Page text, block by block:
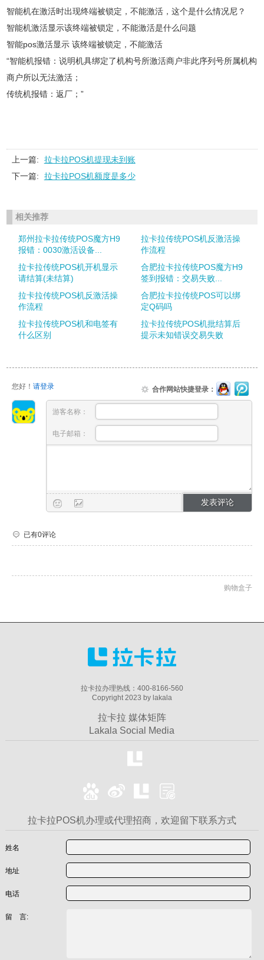
智能机在激活时出现终端被锁定，不能激活，这个是什么情况尼？
智能机激活显示该终端被锁定，不能激活是什么问题
智能pos激活显示 该终端被锁定，不能激活
“智能机报错：说明机具绑定了机构号所激活商户非此序列号所属机构
商户所以无法激活；
传统机报错：返厂；”
上一篇:
拉卡拉POS机提现未到账
下一篇:
拉卡拉POS机额度是多少
相关推荐
郑州拉卡拉传统POS魔方H9
报错：0030激活设备...
拉卡拉传统POS机反激活操
作流程
拉卡拉传统POS机开机显示
请结算(未结算)
合肥拉卡拉传统POS魔方H9
签到报错：交易失败...
拉卡拉传统POS机反激活操
作流程
合肥拉卡拉传统POS可以绑
定Q码吗
拉卡拉传统POS机和电签有
什么区别
拉卡拉传统POS机批结算后
提示未知错误交易失败
您好！ 请登录 合作网站快捷登录：
游客名称：
电子邮箱：
已有0评论
购物盒子
拉卡拉办理热线：400-8166-560
Copyright 2023 by lakala
拉卡拉 媒体矩阵
Lakala Social Media
拉卡拉POS机办理或代理招商，欢迎留下联系方式
姓名
地址
电话
留 言: